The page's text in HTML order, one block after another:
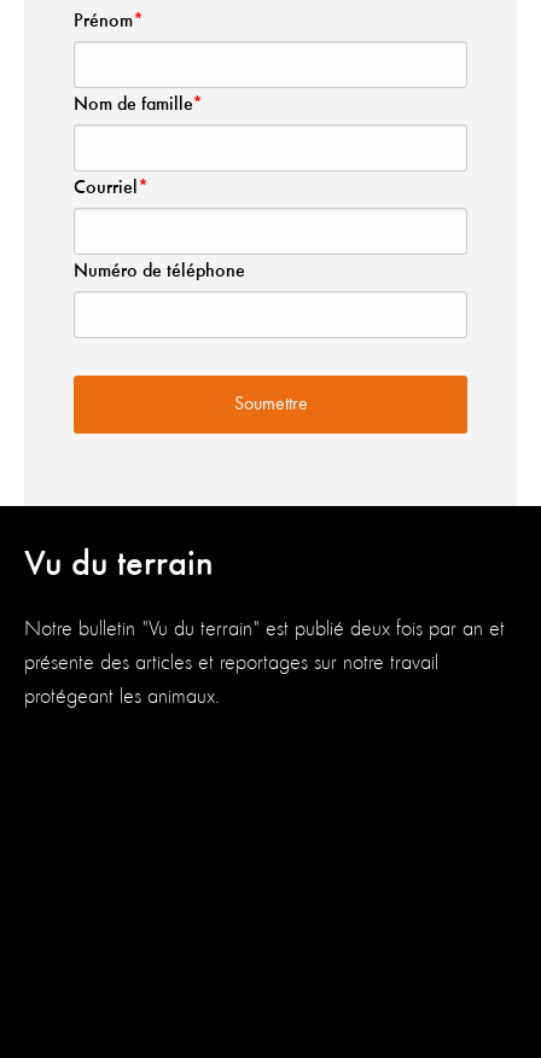
Vu du terrain
Notre bulletin "Vu du terrain" est publié deux fois par an et
présente des articles et reportages sur notre travail
protégeant les animaux.